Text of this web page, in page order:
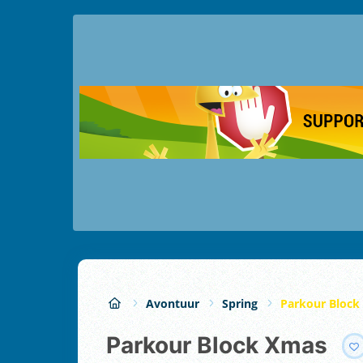
Avontuur Spring Parkour Block
Parkour Block Xmas